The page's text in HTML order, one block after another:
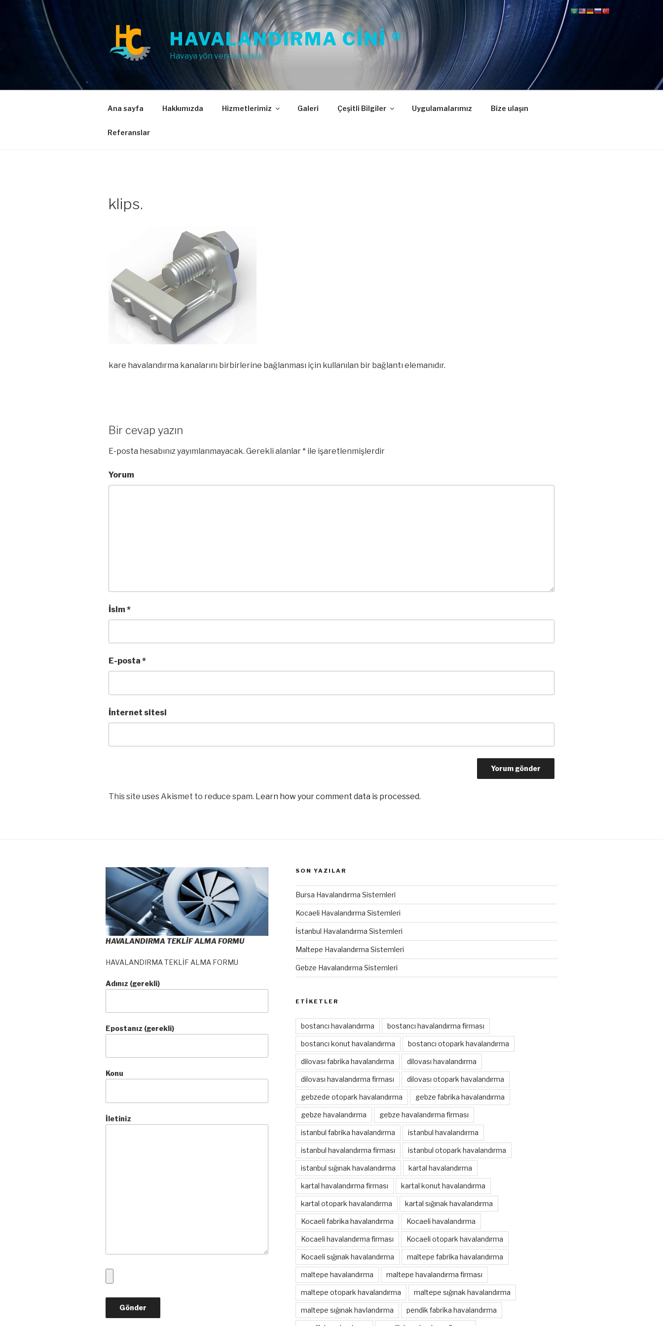
HAVALANDIRMA CINI ®
Havaya yön veren marka
Ana sayfa Hakkımızda Hizmetlerimiz Galeri Çeşitli Bilgiler Uygulamalarımız Bize ulaşın
Referanslar
klips.
kare havalandırma kanalarını birbirlerine bağlanması için kullanılan bir bağlantı elemanıdır.
Bir cevap yazın
E-posta hesabınız yayımlanmayacak. Gerekli alanlar* ile işaretlenmişlerdir
Yorum
İsim*
E-posta *
İnternet sitesi
This site uses Akismet to reduce spam. Learn how your comment data is processed.
HAVALANDIRMA TEKLİF ALMA FORMU
HAVALANDIRMA TEKLİF ALMA FORMU
Adınız (gerekli)
Epostanız (gerekli)
Konu
İletiniz
SON YAZILAR
Bursa Havalandırma Sistemleri
Kocaeli Havalandırma Sistemleri
İstanbul Havalandırma Sistemleri
Maltepe Havalandırma Sistemleri
Gebze Havalandırma Sistemleri
ETIKETLER
bostancı havalandırma bostancı havalandırma firması
bostancı konut havalandırma bostancı otopark havalandırma
dilovası fabrika havalandırma dilovası havalandırma
dilovası havalandırma firması dilovası otopark havalandırma
gebzede otopark havalandırma gebze fabrika havalandırma
gebze havalandırma gebze havalandırma firması
istanbul fabrika havalandırma istanbul havalandırma
istanbul havalandırma firması istanbul otopark havalandırma
istanbul sığınak havalandırma kartal havalandırma
kartal havalandırma firması kartal konut havalandırma
kartal otopark havalandırma kartal sığınak havalandırma
Kocaeli fabrika havalandırma Kocaeli havalandırma
Kocaeli havalandırma firması Kocaeli otopark havalandırma
Kocaeli sığınak havalandırma maltepe fabrika havalandırma
maltepe havalandırma maltepe havalandırma firması
maltepe otopark havalandırma maltepe sığınak havalandırma
maltepe sığınak havlandırma pendik fabrika havalandırma